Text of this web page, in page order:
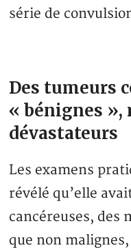
série de
Des tumeurs
« bénignes »,
dévastateurs
Les examens
révélé qu’elle
cancéreuses, des
que non